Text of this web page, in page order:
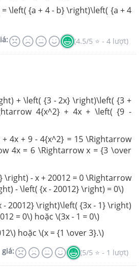
- b} \right)\left( {a + 4
(4.5/5 ⭐ - 4 lượt)
+ \left( {3 - 2x} \right)\left( {3 +
4{x^2} + 4x + \left( {9 -
4x + 9 - 4{x^2} = 15 \Rightarrow
4x = 6 \Rightarrow x = {3 \over
\right) - x + 20012 = 0 \Rightarrow
- \left( {x - 20012} \right) = 0\)
20012} \right)\left( {3x - 1} \right)
= 0\) hoặc \(3x - 1 = 0\)
hoặc \(x = {1 \over 3}.\)
(5/5 ⭐ - 1 lượt)